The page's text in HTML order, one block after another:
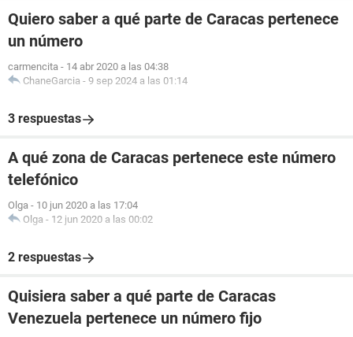
Quiero saber a qué parte de Caracas pertenece
un número
carmencita - 14 abr 2020 a las 04:38
ChaneGarcia - 9 sep 2024 a las 01:14
3 respuestas
A qué zona de Caracas pertenece este número
telefónico
Olga - 10 jun 2020 a las 17:04
Olga - 12 jun 2020 a las 00:02
2 respuestas
Quisiera saber a qué parte de Caracas
Venezuela pertenece un número fijo